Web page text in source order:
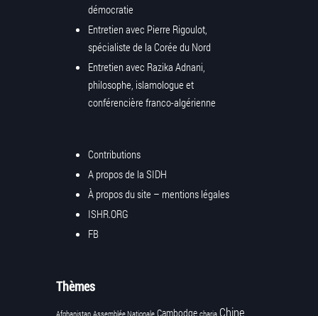
démocratie
Entretien avec Pierre Rigoulot,
spécialiste de la Corée du Nord
Entretien avec Razika Adnani,
philosophe, islamologue et
conférencière franco-algérienne
Contributions
A propos de la SIDH
À propos du site – mentions légales
ISHR.ORG
FB
Thèmes
Afghanistan Assemblée Nationale Cambodge charia Chine